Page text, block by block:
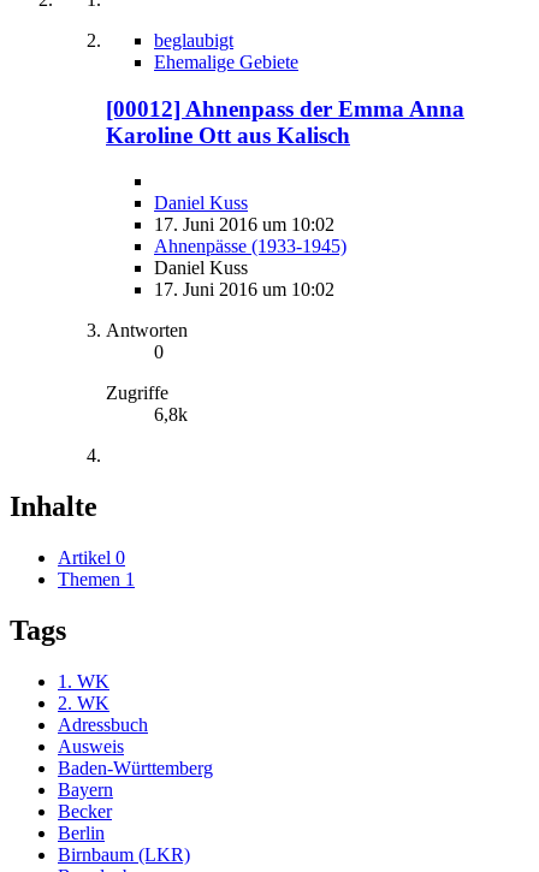
beglaubigt
Ehemalige Gebiete
[00012] Ahnenpass der Emma Anna
Karoline Ott aus Kalisch
Daniel Kuss
17. Juni 2016 um 10:02
Ahnenpässe (1933-1945)
Daniel Kuss
17. Juni 2016 um 10:02
Antworten
0
Zugriffe
6,8k
Inhalte
Artikel 0
Themen 1
Tags
1. WK
2. WK
Adressbuch
Ausweis
Baden-Württemberg
Bayern
Becker
Berlin
Birnbaum (LKR)